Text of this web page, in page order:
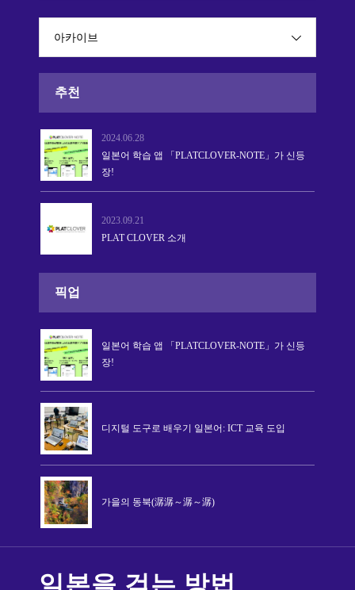
아카이브
추천
2024.06.28
일본어 학습 앱 「PLATCLOVER-NOTE」가 신등
장!
2023.09.21
PLAT CLOVER 소개
픽업
일본어 학습 앱 「PLATCLOVER-NOTE」가 신등
장!
디지털 도구로 배우기 일본어: ICT 교육 도입
가을의 동북(潺潺～潺～潺)